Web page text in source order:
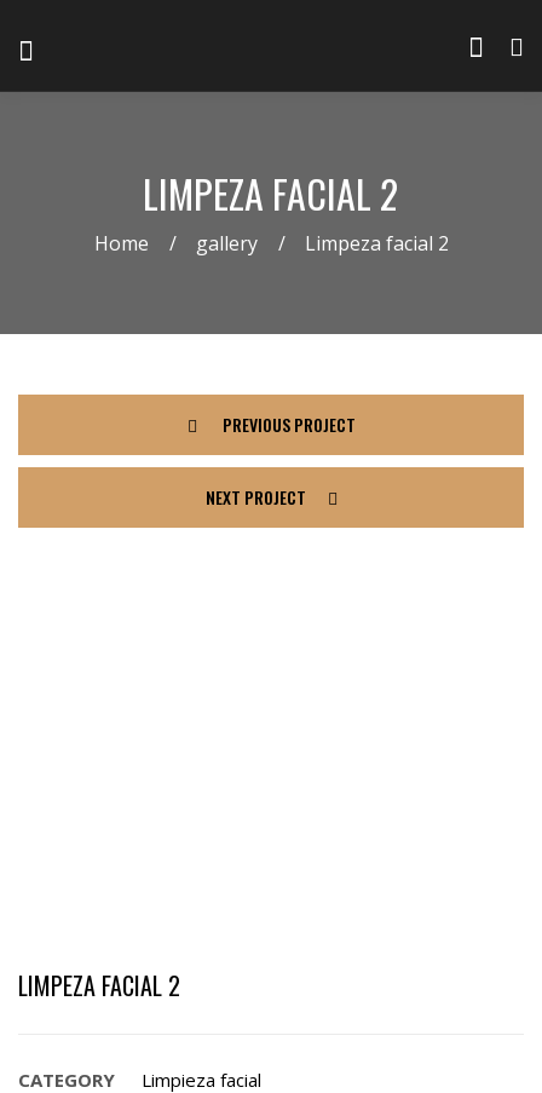
LIMPEZA FACIAL 2
Home gallery Limpeza facial 2
PREVIOUS PROJECT
NEXT PROJECT
LIMPEZA FACIAL 2
CATEGORY
Limpieza facial